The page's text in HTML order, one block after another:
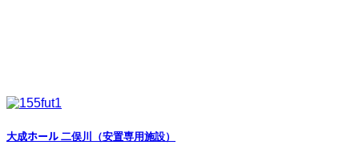
大成ホール 二俣川（安置専用施設）